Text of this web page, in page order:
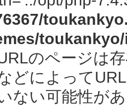
のページは
どによって
ない可能性が